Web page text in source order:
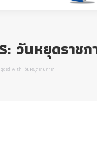
วันหยุดราชก
with "วันหยุดราชการ"